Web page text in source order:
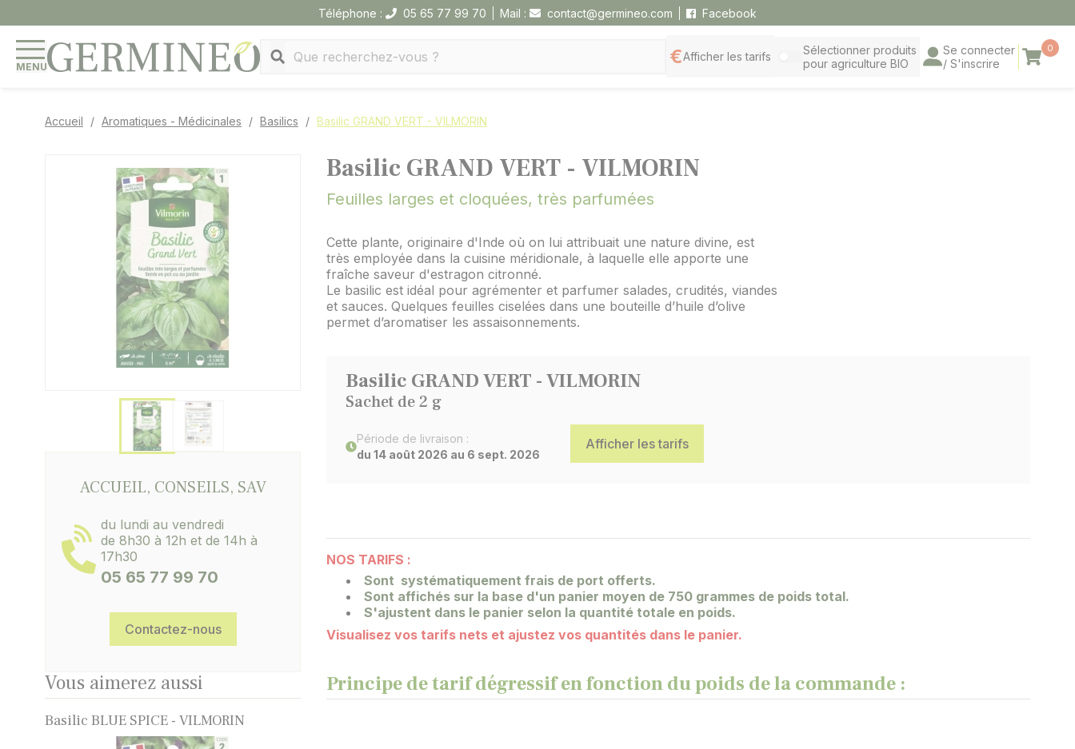
Téléphone : 05 65 77 99 70 Mail : contact@germineo.com Facebook
MENU
Afficher les tarifs
Sélectionner produits
pour agriculture BIO
Se connecter
/ S'inscrire
0
Panier
Accueil Aromatiques - Médicinales Basilics Basilic GRAND VERT - VILMORIN
Basilic GRAND VERT - VILMORIN
Feuilles larges et cloquées, très parfumées
ACCUEIL, CONSEILS, SAV
du lundi au vendredi
de 8h30 à 12h et de 14h à
17h30
05 65 77 99 70
Contactez-nous
Vous aimerez aussi
Basilic BLUE SPICE - VILMORIN
Cette plante, originaire d'Inde où on lui attribuait une nature divine, est
très employée dans la cuisine méridionale, à laquelle elle apporte une
fraîche saveur d'estragon citronné.
Le basilic est idéal pour agrémenter et parfumer salades, crudités, viandes
et sauces. Quelques feuilles ciselées dans une bouteille d’huile d’olive
permet d’aromatiser les assaisonnements.
Basilic GRAND VERT - VILMORIN
Sachet de 2 g
Période de livraison :
du 14 août 2026 au 6 sept. 2026
Afficher les tarifs
NOS TARIFS :
Sont systématiquement frais de port offerts.
Sont affichés sur la base d'un panier moyen de 750 grammes de poids total.
S'ajustent dans le panier selon la quantité totale en poids.
Visualisez vos tarifs nets et ajustez vos quantités dans le panier.
Principe de tarif dégressif en fonction du poids de la commande :